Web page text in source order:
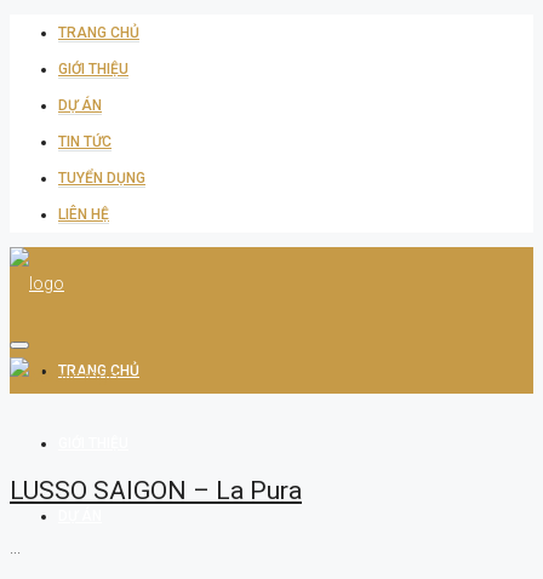
TRANG CHỦ
GIỚI THIỆU
DỰ ÁN
TIN TỨC
TUYỂN DỤNG
LIÊN HỆ
TRANG CHỦ
LUSSO SAIGON – La Pura
...